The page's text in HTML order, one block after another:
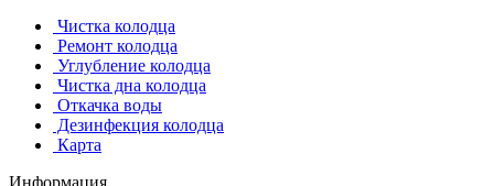
Чистка колодца
Ремонт колодца
Углубление колодца
Чистка дна колодца
Откачка воды
Дезинфекция колодца
Карта